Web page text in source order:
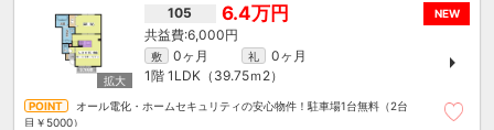
NEW
105 6.4万円
6,000円
敷 0ヶ月 礼
0ヶ月
1階 1LDK（39.75ｍ 2）
オール電化・ホームセキュリティの安心物件！駐車場1台無料（2台
目￥5000）